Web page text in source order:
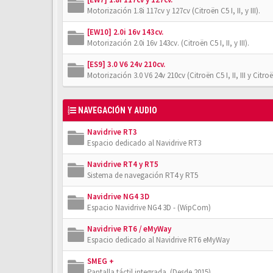
Motorización 1.8i 117cv y 127cv (Citroën C5 I, II, y III).
[EW10] 2.0i 16v 143cv.
Motorización 2.0i 16v 143cv. (Citroën C5 I, II, y III).
[ES9] 3.0 V6 24v 210cv.
Motorización 3.0 V6 24v 210cv (Citroën C5 I, II, III y
NAVEGACIÓN Y AUDIO
Navidrive RT3
Espacio dedicado al Navidrive RT3
Navidrive RT4 y RT5
Sistema de navegación RT4 y RT5
Navidrive NG4 3D
Espacio Navidrive NG4 3D - (WipCom)
Navidrive RT6 / eMyWay
Espacio dedicado al Navidrive RT6 eMyWay
SMEG +